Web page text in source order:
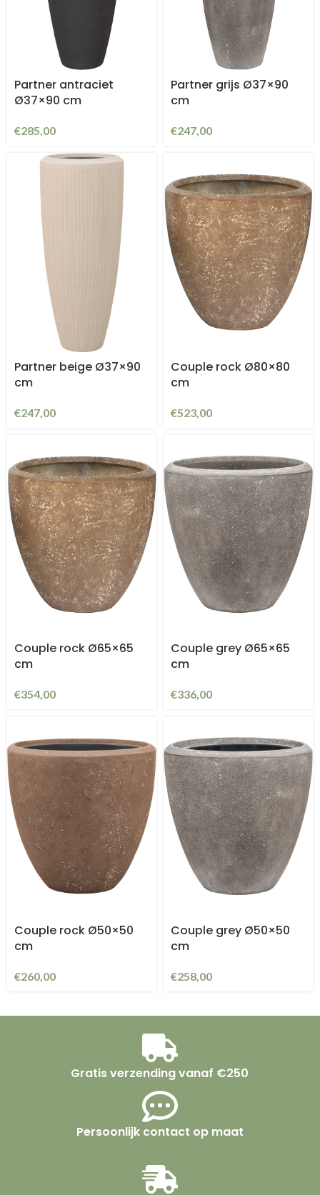
Partner antraciet
Ø37×90 cm
€285,00
Partner grijs Ø37×90
cm
€247,00
Partner beige Ø37×90
cm
€247,00
Couple rock Ø80×80
cm
€523,00
Couple rock Ø65×65
cm
€354,00
Couple grey Ø65×65
cm
€336,00
Couple rock Ø50×50
cm
€260,00
Couple grey Ø50×50
cm
€258,00
Gratis verzending vanaf €250
Persoonlijk contact op maat